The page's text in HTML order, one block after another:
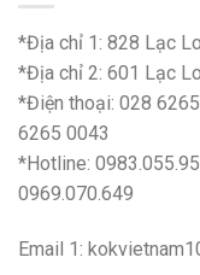
*Địa chỉ 1: 828 Lạc
*Địa chỉ 2: 601 Lạc
*Điện thoại: 028
6265 0043
*Hotline:
0969.070.649
Email 1: